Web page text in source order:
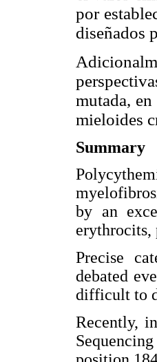
por
diseñados
mutada,
mieloides
Summary
by an
erythrocits,
Precise
debated
difficult to
Recently,